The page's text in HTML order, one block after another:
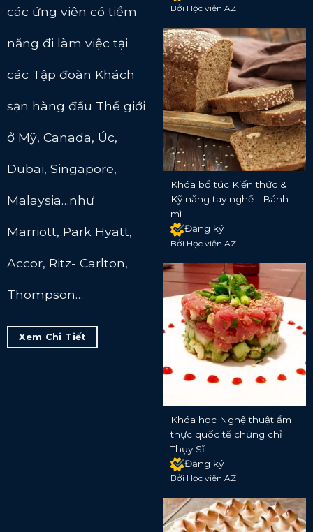
các ứng viên có tiềm
năng đi làm việc tại
các Tập đoàn Khách
sạn hàng đầu Thế giới
ở Mỹ, Canada, Úc,
Dubai, Singapore,
Malaysia…như
Marriott, Park Hyatt,
Accor, Ritz- Carlton,
Thompson…
Xem Chi Tiết
Bởi Học viện AZ
Khóa bổ túc Kiến thức &
Kỹ năng tay nghề - Bánh
mì
Đăng ký
Bởi Học viện AZ
Khóa học Nghệ thuật ẩm
thực quốc tế chứng chỉ
Thụy Sĩ
Đăng ký
Bởi Học viện AZ